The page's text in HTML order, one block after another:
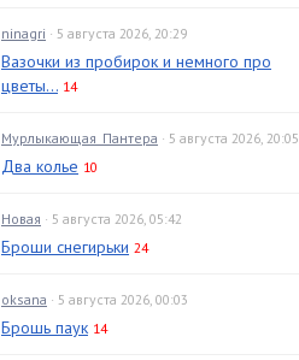
ninagri · 5 августа 2026, 20:29
Вазочки из пробирок и немного про
цветы... 14
Мурлыкающая_Пантера · 5 августа 2026, 20:05
Два колье 10
Новая · 5 августа 2026, 05:42
Броши снегирьки 24
oksana · 5 августа 2026, 00:03
Брошь паук 14